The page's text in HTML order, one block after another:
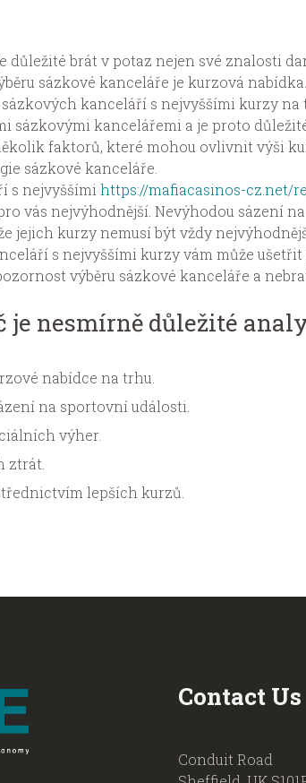
brát v potaz nejen své znalosti
sázkové kanceláře je kurzová
kanceláří s nejvyššími kurzy na
sázkovými kancelářemi a je proto
faktorů, které mohou ovlivnit výši
sázkové kanceláře.
s nejvyššími https://mafiacasinos-cz.net/
vás nejvýhodnější. Nevýhodou sázení
jejich kurzy nemusí být vždy
s nejvyššími kurzy vám může
výběru sázkové kanceláře a
je nesmírně důležité
nabídce na trhu.
na sportovní události.
výher.
ztrát.
lepších kurzů.
Contact Us
Conduit Road